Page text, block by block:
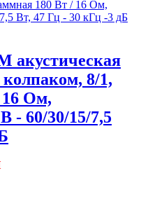
акустическая
колпаком, 8/1,
16 Ом,
- 60/30/15/7,5